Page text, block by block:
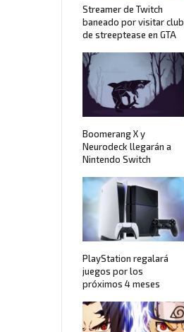
Streamer de Twitch
baneado por visitar club
de streeptease en GTA
Boomerang X y
Neurodeck llegarán a
Nintendo Switch
PlayStation regalará
juegos por los
próximos 4 meses